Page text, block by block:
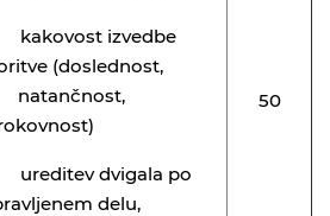
izvedbe
(doslednost,
dvigala po
delu,
50